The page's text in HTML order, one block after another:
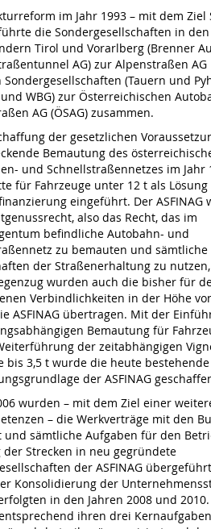
im Jahr 1993 – mit dem Ziel
die Sondergesellschaften in den
Tirol und Vorarlberg (Brenner
AG) zur Alpenstraßen
Sondergesellschaften (Tauern und
und WBG) zur Österreichischen
AG (ÖSAG) zusammen.
der gesetzlichen
Bemautung des
und Schnellstraßennetzes im Jahr
für Fahrzeuge unter 12 t als
eingeführt. Der ASFINAG
also das Recht, das im
befindliche Autobahn- und
zu bemauten und sämtliche
der Straßenerhaltung zu
wurden auch die bisher für
Verbindlichkeiten in der Höhe
ASFINAG übertragen. Mit der
Bemautung für
der zeitabhängigen
bis 3,5 t wurde die heute bestehende
der ASFINAG
wurden – mit dem Ziel einer
– die Werkverträge mit den
und sämtliche Aufgaben für den
der Strecken in neu gegründete
der ASFINAG
Konsolidierung der
in den Jahren 2008 und 2010.
ihren drei Kernaufgaben